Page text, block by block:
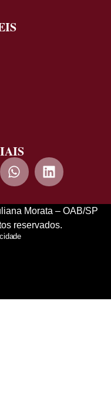
Morata – OAB/SP
reservados.